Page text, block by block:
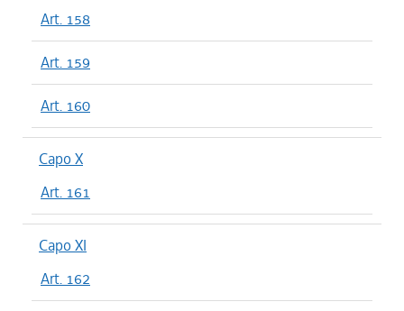
Art. 158
Art. 159
Art. 160
Capo X
Art. 161
Capo XI
Art. 162